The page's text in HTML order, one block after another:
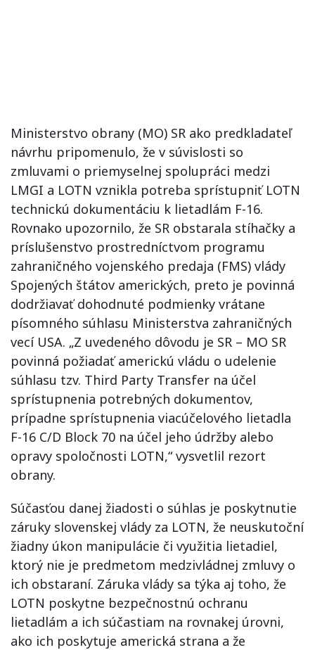
Ministerstvo obrany (MO) SR ako predkladateľ
návrhu pripomenulo, že v súvislosti so
zmluvami o priemyselnej spolupráci medzi
LMGI a LOTN vznikla potreba sprístupniť LOTN
technickú dokumentáciu k lietadlám F-16.
Rovnako upozornilo, že SR obstarala stíhačky a
príslušenstvo prostredníctvom programu
zahraničného vojenského predaja (FMS) vlády
Spojených štátov amerických, preto je povinná
dodržiavať dohodnuté podmienky vrátane
písomného súhlasu Ministerstva zahraničných
vecí USA. „Z uvedeného dôvodu je SR – MO SR
povinná požiadať americkú vládu o udelenie
súhlasu tzv. Third Party Transfer na účel
sprístupnenia potrebných dokumentov,
prípadne sprístupnenia viacúčelového lietadla
F-16 C/D Block 70 na účel jeho údržby alebo
opravy spoločnosti LOTN,“ vysvetlil rezort
obrany.
Súčasťou danej žiadosti o súhlas je poskytnutie
záruky slovenskej vlády za LOTN, že neuskutoční
žiadny úkon manipulácie či využitia lietadiel,
ktorý nie je predmetom medzivládnej zmluvy o
ich obstaraní. Záruka vlády sa týka aj toho, že
LOTN poskytne bezpečnostnú ochranu
lietadlám a ich súčastiam na rovnakej úrovni,
ako ich poskytuje americká strana a že